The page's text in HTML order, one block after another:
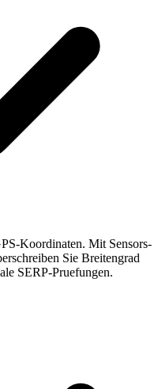
Koordinaten. Mit Sensors-
Sie Breitengrad
SERP-Pruefungen.